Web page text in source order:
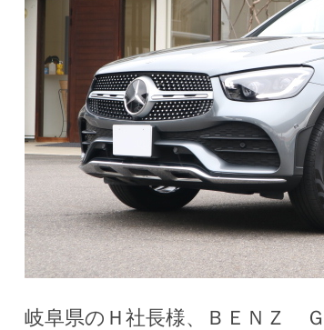
岐阜県のＨ社長様、ＢＥＮＺ